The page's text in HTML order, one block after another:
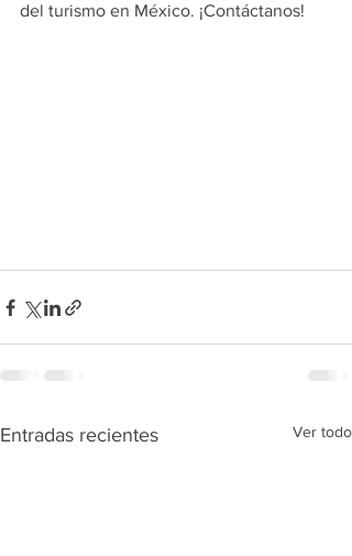
del turismo en México. ¡Contáctanos!
Entradas recientes Ver todo